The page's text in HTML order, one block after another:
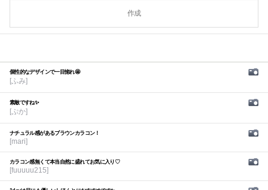
作成
個性的なデザインで一目惚れ🤩
[ふみ]
素敵ですね✨
[ぷか]
ナチュラル感があるブラウンカラコン！
[mari]
カラコン感無くて本当自然に盛れてお気に入り♡
[fuuuuu215]